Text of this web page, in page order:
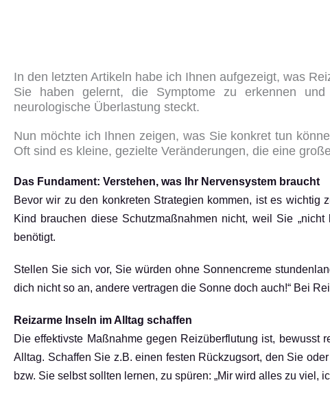
In den letzten Artikeln habe ich Ihnen aufgezeigt, was
Sie haben gelernt, die Symptome zu erkennen
neurologische Überlastung steckt.
Nun möchte ich Ihnen zeigen, was Sie konkret tun
Oft sind es kleine, gezielte Veränderungen, die eine
Das Fundament: Verstehen, was Ihr Nervensystem braucht
Bevor wir zu den konkreten Strategien kommen, ist es wichtig
Kind brauchen diese Schutzmaßnahmen nicht, weil Sie
benötigt.
Stellen Sie sich vor, Sie würden ohne Sonnencreme
dich nicht so an, andere vertragen die Sonne doch auch!“ Bei
Reizarme Inseln im Alltag schaffen
Die effektivste Maßnahme gegen Reizüberflutung ist,
Alltag. Schaffen Sie z.B. einen festen Rückzugsort, den Sie
bzw. Sie selbst sollten lernen, zu spüren: „Mir wird alles zu viel,